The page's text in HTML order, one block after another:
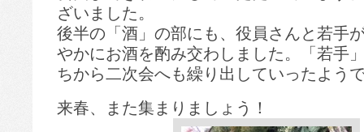
ざいました。
後半の「酒」の部にも、役員さんと若手
やかにお酒を酌み交わしました。「若手
ちから二次会へも繰り出していったよう
来春、また集まりましょう！